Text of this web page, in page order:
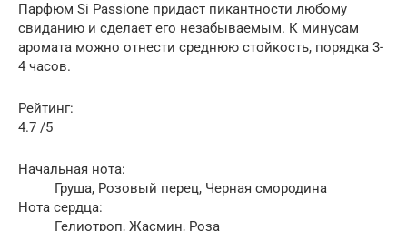
Парфюм Si Passione придаст пикантности любому
свиданию и сделает его незабываемым. К минусам
аромата можно отнести среднюю стойкость, порядка 3-
4 часов.
Рейтинг:
4.7 /5
Начальная нота:
Груша, Розовый перец, Черная смородина
Нота сердца:
Гелиотроп, Жасмин, Роза